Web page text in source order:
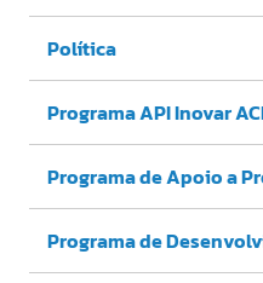
Política
Programa API Inovar
Programa de Apoio a
Programa de